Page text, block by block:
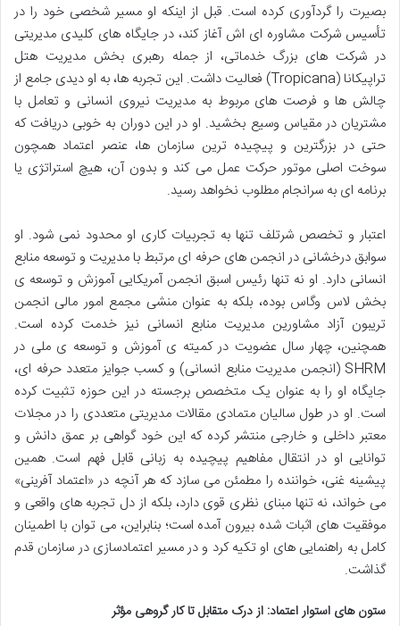
بصیرت را گردآوری کرده است. قبل از اینکه او مسیر شخصی خود را در
تأسیس شرکت مشاوره ای اش آغاز کند، در جایگاه های کلیدی مدیریتی
در شرکت های بزرگ خدماتی، از جمله رهبری بخش مدیریت هتل
تراپیکانا (Tropicana) فعالیت داشت. این تجربه ها، به او دیدی جامع از
چالش ها و فرصت های مربوط به مدیریت نیروی انسانی و تعامل با
مشتریان در مقیاس وسیع بخشید. او در این دوران به خوبی دریافت که
حتی در بزرگترین و پیچیده ترین سازمان ها، عنصر اعتماد همچون
سوخت اصلی موتور حرکت عمل می کند و بدون آن، هیچ استراتژی یا
برنامه ای به سرانجام مطلوب نخواهد رسید.
اعتبار و تخصص شرتلف تنها به تجربیات کاری او محدود نمی شود. او
سوابق درخشانی در انجمن های حرفه ای مرتبط با مدیریت و توسعه منابع
انسانی دارد. او نه تنها رئیس اسبق انجمن آمریکایی آموزش و توسعه ی
بخش لاس وگاس بوده، بلکه به عنوان منشی مجمع امور مالی انجمن
تریبون آزاد مشاورین مدیریت منابع انسانی نیز خدمت کرده است.
همچنین، چهار سال عضویت در کمیته ی آموزش و توسعه ی ملی در
SHRM (انجمن مدیریت منابع انسانی) و کسب جوایز متعدد حرفه ای،
جایگاه او را به عنوان یک متخصص برجسته در این حوزه تثبیت کرده
است. او در طول سالیان متمادی مقالات مدیریتی متعددی را در مجلات
معتبر داخلی و خارجی منتشر کرده که این خود گواهی بر عمق دانش و
توانایی او در انتقال مفاهیم پیچیده به زبانی قابل فهم است. همین
پیشینه غنی، خواننده را مطمئن می سازد که هر آنچه در «اعتماد آفرینی»
می خواند، نه تنها مبنای نظری قوی دارد، بلکه از دل تجربه های واقعی و
موفقیت های اثبات شده بیرون آمده است؛ بنابراین، می توان با اطمینان
کامل به راهنمایی های او تکیه کرد و در مسیر اعتمادسازی در سازمان قدم
گذاشت.
ستون های استوار اعتماد: از درک متقابل تا کار گروهی مؤثر